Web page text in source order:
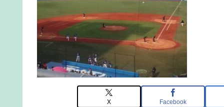
X Facebook